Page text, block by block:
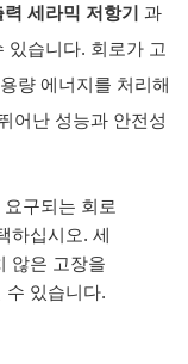
세라믹 저항기 과
있습니다. 회로가 고
량 에너지를 처리해
어난 성능과 안전성
구되는 회로
하십시오. 세
않은 고장을
수 있습니다.